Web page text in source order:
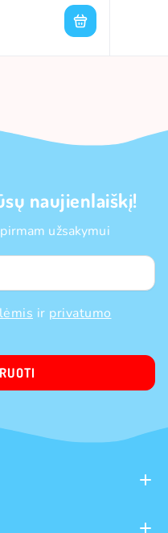
naujienlaiškį!
užsakymui
ir privatumo